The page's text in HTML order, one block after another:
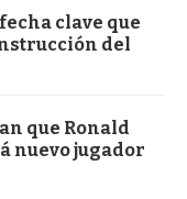
clave que
del
que Ronald
nuevo jugador